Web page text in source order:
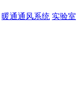
暖通通风系统 实验室